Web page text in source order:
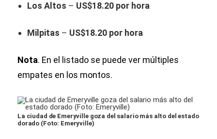
Los Altos – US$18.20 por hora
Milpitas – US$18.20 por hora
Nota. En el listado se puede ver múltiples
empates en los montos.
La ciudad de Emeryville goza del salario más alto del estado
dorado (Foto: Emeryville)